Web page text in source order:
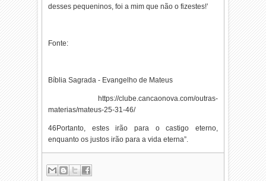
desses pequeninos, foi a mim que não o fizestes!’
Fonte:
Bíblia Sagrada - Evangelho de Mateus
https://clube.cancaonova.com/outras-
materias/mateus-25-31-46/
46Portanto, estes irão para o castigo eterno,
enquanto os justos irão para a vida eterna”.